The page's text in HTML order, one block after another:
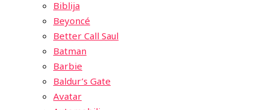
Biblija
Beyoncé
Better Call Saul
Batman
Barbie
Baldur’s Gate
Avatar